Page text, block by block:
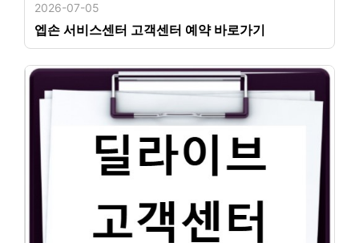
2026-07-05
엡손 서비스센터 고객센터 예약 바로가기